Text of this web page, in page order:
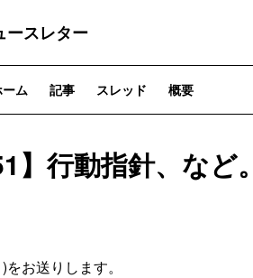
スレター
ム 記事 スレッド 概要
行動指針、など。
お送りします。